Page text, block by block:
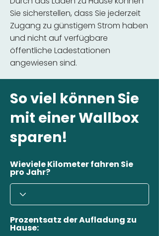
Sie sicherstellen, dass Sie jederzeit
Zugang zu günstigem Strom haben
und nicht auf verfügbare
öffentliche Ladestationen
angewiesen sind.
So viel können Sie
mit einer Wallbox
sparen!
Wieviele Kilometer fahren Sie
pro Jahr?
Prozentsatz der Aufladung zu
Hause: